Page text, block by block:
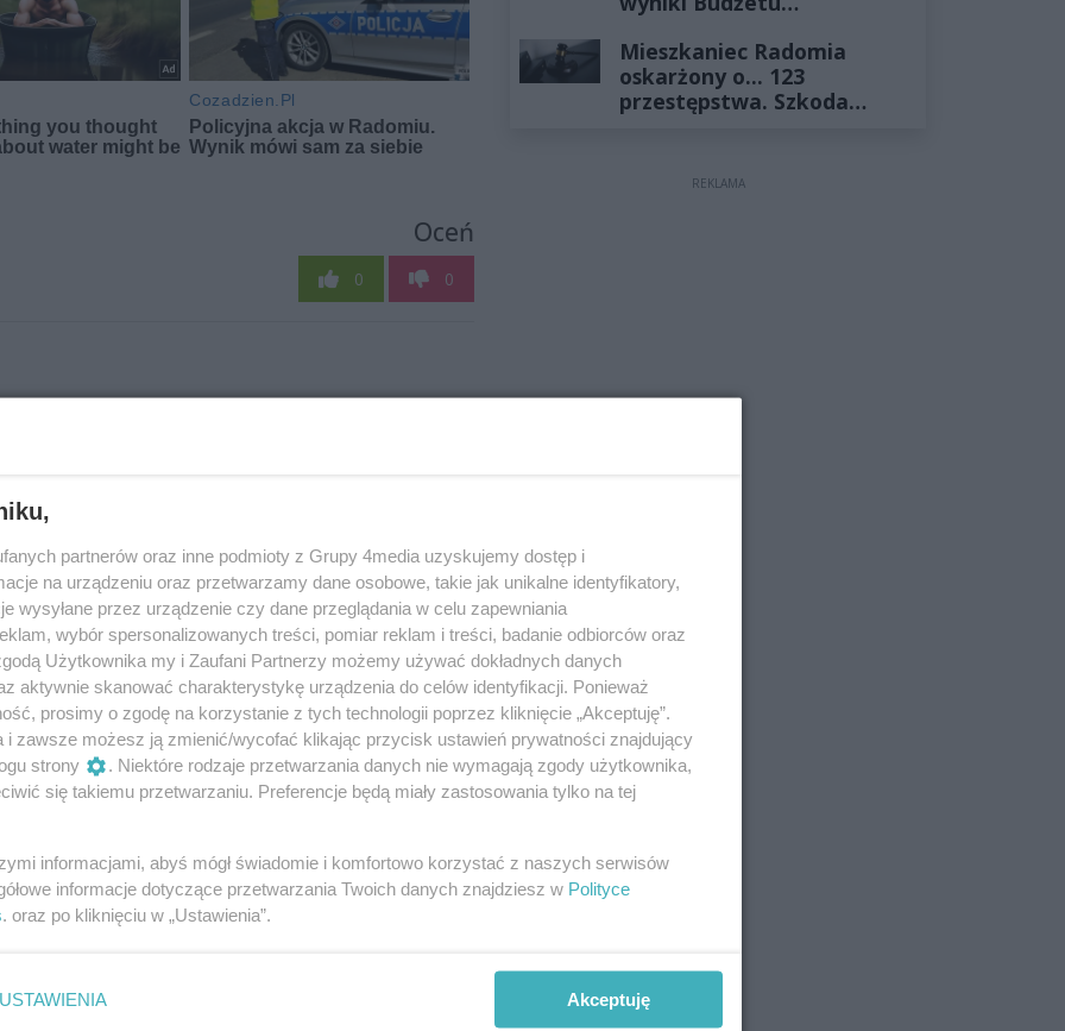
Oceń
0 0
Prof. Bukowski:
Tworzymy
laboratorium
sztucznej
inteligencji
Autor artykułu:
RED/KD
TYLKO U NAS!
Śledztwo
umorzone.
Bąkiewicz
oczyszczony z
zarzutów. Polityk
komentuje decyzję
prokuratury
Autor artykułu:
Patryk Chruślak
promowanie
Mieszkaniec Radomia
oskarżony o... 123
przestępstwa. Szkoda
REKLAMA
partnerów oraz inne podmioty z Grupy 4media uzyskujemy dostęp i
na urządzeniu oraz przetwarzamy dane osobowe, takie jak unikalne identyfikatory,
wysyłane przez urządzenie czy dane przeglądania w celu zapewniania
wybór spersonalizowanych treści, pomiar reklam i treści, badanie odbiorców oraz
Użytkownika my i Zaufani Partnerzy możemy używać dokładnych danych
aktywnie skanować charakterystykę urządzenia do celów identyfikacji. Ponieważ
prosimy o zgodę na korzystanie z tych technologii poprzez kliknięcie „Akceptuję”.
i zawsze możesz ją zmienić/wycofać klikając przycisk ustawień prywatności znajdujący
strony
. Niektóre rodzaje przetwarzania danych nie wymagają zgody użytkownika,
się takiemu przetwarzaniu. Preferencje będą miały zastosowania tylko na tej
informacjami, abyś mógł świadomie i komfortowo korzystać z naszych serwisów
informacje dotyczące przetwarzania Twoich danych znajdziesz w Polityce
. oraz po kliknięciu w „Ustawienia”.
USTAWIENIA Akceptuję